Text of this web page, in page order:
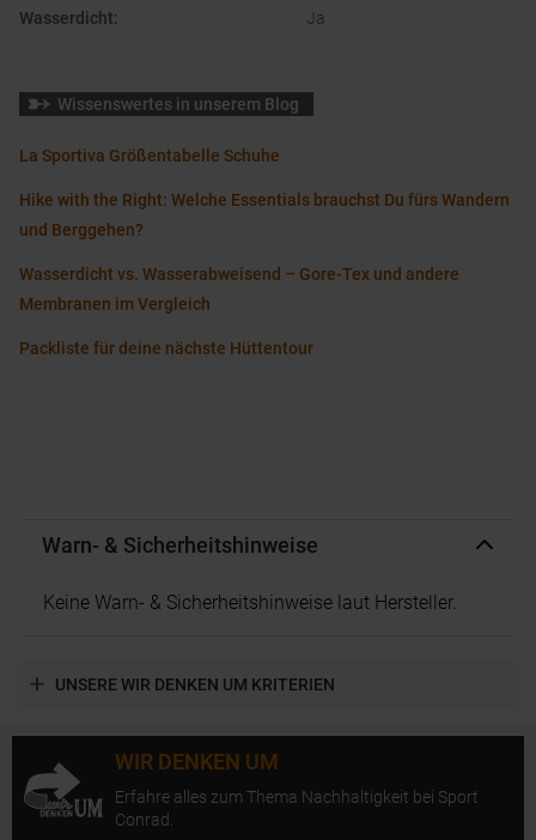
Wasserdicht: Ja
Wissenswertes in unserem Blog
La Sportiva Größentabelle Schuhe
Hike with the Right: Welche Essentials brauchst Du fürs Wandern
und Berggehen?
Wasserdicht vs. Wasserabweisend – Gore-Tex und andere
Membranen im Vergleich
Packliste für deine nächste Hüttentour
Warn- & Sicherheitshinweise
Keine Warn- & Sicherheitshinweise laut Hersteller.
UNSERE WIR DENKEN UM KRITERIEN
WIR DENKEN UM
Erfahre alles zum Thema Nachhaltigkeit bei Sport
Conrad.